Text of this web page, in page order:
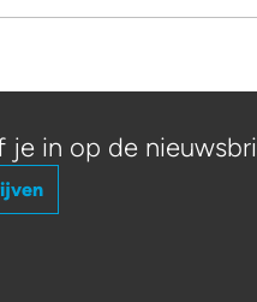
je in op de